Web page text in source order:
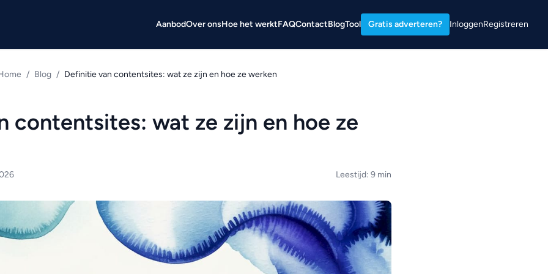
AanbodOver onsHoe het werktFAQContactBlogTool Gratis adverteren? InloggenRegistreren
/ Blog / Definitie van contentsites: wat ze zijn en hoe ze werken
contentsites: wat ze zijn en hoe ze
Leestijd: 9 min